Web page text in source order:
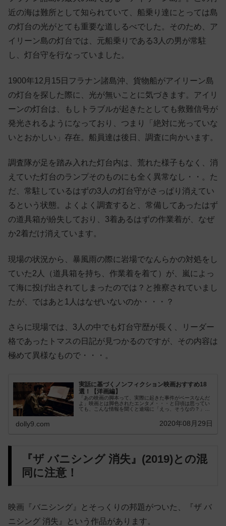
近の海は難所として知られていて、船乗り達にとっては島
の灯台の光がとても重要な道しるべでした。そのため、ア
イリーン島の灯台では、元船乗りである3人の男が常駐
し、灯台守を行なっていました。
1900年12月15日フラナン諸島沖、貨物船がアイリーン島
の灯台を探した際に、光が無いことに気づきます。アイリ
ーンの灯台は、もしトラブルが起きたとしても救難信号が
発光されるようになっており、つまり「絶対に光っていな
いとおかしい」存在。船員達は後日、調査に向かいます。
調査隊が足を踏み入れた灯台内は、荒れた様子もなく、消
えていた灯台のランプそのものにも全く異常なし・・。た
だ、常駐しているはずの3人の灯台守がさっぱり消えてい
るという状態。よくよく調査すると、常備してあったはず
の道具箱が紛失しており、3着あるはずの作業着が、なぜ
か2着だけ消えています。
現場の状況から、暴風雨の際に岩場でなんらかの対処をし
ていた2人（道具箱を持ち、作業着を着て）が、嵐によっ
て海に投げ出されてしまったのでは？と推察されていまし
たが、ではあと1人はなぜいないのか・・・？
さらに現場では、3人の中でも灯台守歴が長く、リーダー
格であったトマスの日記が見つかるのですが、その内容は
極めて異様なもので・・・。
実話に基づくノンフィクション映画おすすめ18
選！【洋画編】
「あの映画の脚本って、実際に起きた事件がベースなんだ
よ」映画とは脚色されたエンタメ・・・と日頃は思ってい
ても、こんな情報を聞くと途端に「えっ、そうなの？」と
dolly9.com 2020年08月29日
『ザ バニシング 消失』(2019)との混
同に注意！
映画『バニシング』とそっくりの邦題がついた、『ザ バ
ニシング 消失』という作品があります。